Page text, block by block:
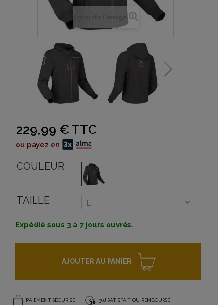
Agrandir l'image
229,99 € TTC
ou payez en
COULEUR
TAILLE
Expédié sous 3 à 7 jours ouvrés.
AJOUTER AU PANIER
PAIEMENT SÉCURISÉ 30J SATISFAIT OU REMBOURSÉ